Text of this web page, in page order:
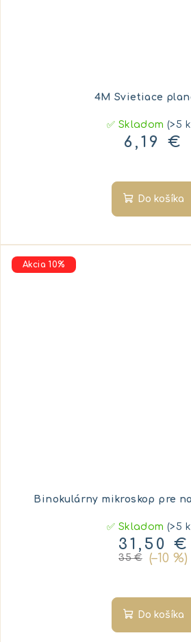
4M Svietiace
✅ Skladom(>5
6,19 €
Do košíka
Akcia 10%
Binokulárny mikroskop pre
✅ Skladom(>5
31,50 €
35 € (–10 %)
Do košíka